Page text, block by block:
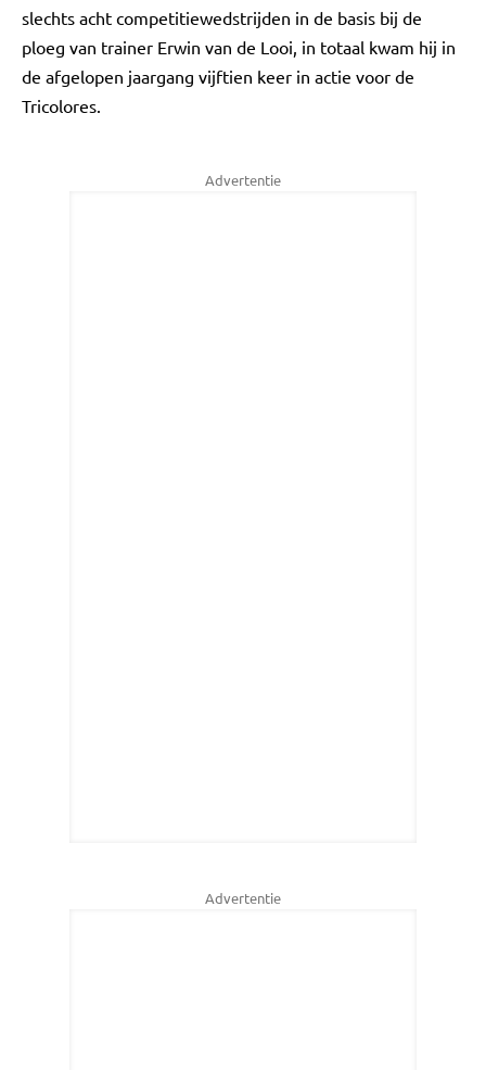
slechts acht competitiewedstrijden in de basis bij de
ploeg van trainer Erwin van de Looi, in totaal kwam hij in
de afgelopen jaargang vijftien keer in actie voor de
Tricolores.
Advertentie
Advertentie